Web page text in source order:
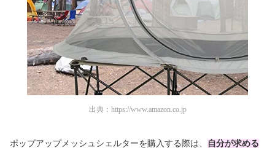
出典： https://www.amazon.co.jp
ポップアップメッシュシェルターを購入する際は、 自分が求める